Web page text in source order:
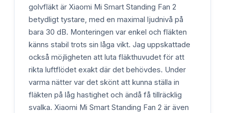
golvfläkt är Xiaomi Mi Smart Standing Fan 2
betydligt tystare, med en maximal ljudnivå på
bara 30 dB. Monteringen var enkel och fläkten
känns stabil trots sin låga vikt. Jag uppskattade
också möjligheten att luta fläkthuvudet för att
rikta luftflödet exakt där det behövdes. Under
varma nätter var det skönt att kunna ställa in
fläkten på låg hastighet och ändå få tillräcklig
svalka. Xiaomi Mi Smart Standing Fan 2 är även